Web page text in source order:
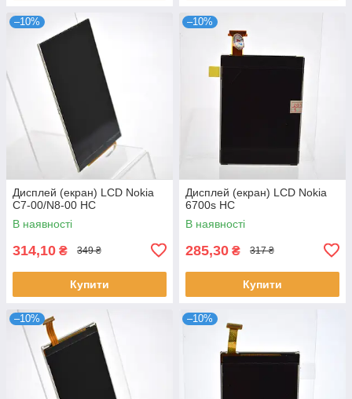
–10%
Дисплей (екран) LCD Nokia
C7-00/N8-00 HC
В наявності
314,10 ₴ 349 ₴
Купити
–10%
Дисплей (екран) LCD Nokia
6700s HC
В наявності
285,30 ₴ 317 ₴
Купити
–10% –10%